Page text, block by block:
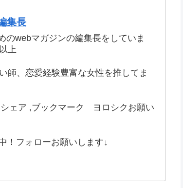
集長
のwebマガジンの編集長をしていま
上
師、恋愛経験豊富な女性を推してま
ェア ,ブックマーク ヨロシクお願い
！フォローお願いします↓